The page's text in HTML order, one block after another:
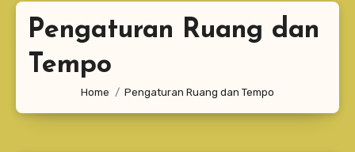
Pengaturan Ruang dan
Tempo
Home Pengaturan Ruang dan Tempo